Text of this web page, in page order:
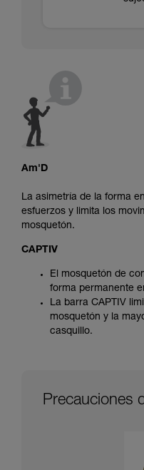
Am'D
La asimetría de la forma
esfuerzos y limita los
mosquetón.
CAPTIV
El mosquetón de
forma permanente
La barra CAPTIV
mosquetón y la
casquillo.
Precauciones